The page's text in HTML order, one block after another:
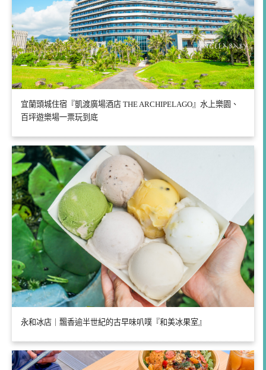
宜蘭頭城住宿『凱渡廣場酒店 THE ARCHIPELAGO』水上樂園、
百坪遊樂場一票玩到底
永和冰店｜飄香逾半世紀的古早味叭噗『和美冰果室』